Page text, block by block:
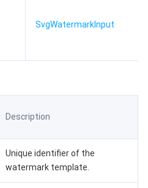
SvgWatermarkInput
Description
Unique identifier of the
watermark template.